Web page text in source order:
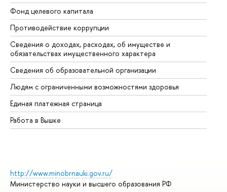
Фонд целевого капитала
Противодействие коррупции
Сведения о доходах, расходах, об имуществе и
обязательствах имущественного характера
Сведения об образовательной организации
Людям с ограниченными возможностями здоровья
Единая платежная страница
Работа в Вышке
http://www.minobrnauki.gov.ru/
Министерство науки и высшего образования РФ